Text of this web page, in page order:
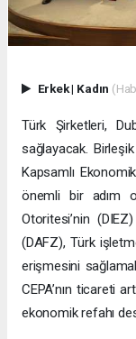
Erkek| Kadın
Türk Şirketleri,
sağlayacak.
Kapsamlı
önemli bir adım
Otoritesi’nin
(DAFZ), Türk
erişmesini
CEPA’nın ticareti
ekonomik refahı